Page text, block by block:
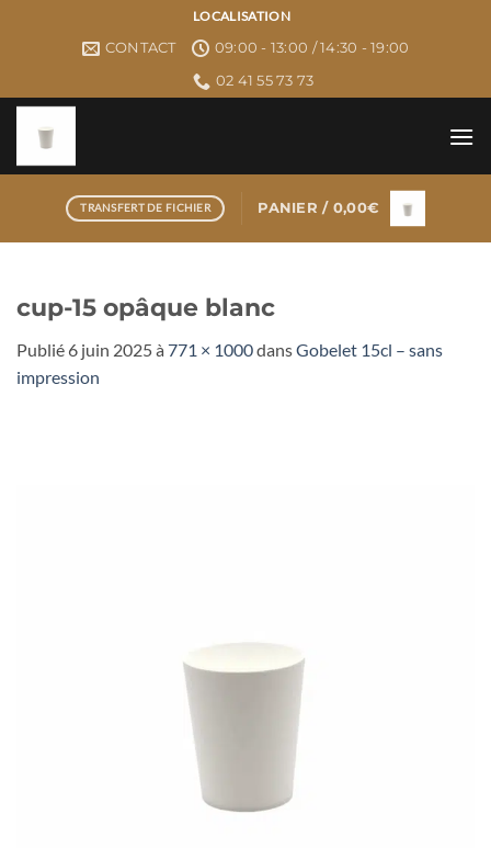
LOCALISATION
CONTACT
09:00 - 13:00 / 14:30 - 19:00
02 41 55 73 73
TRANSFERT DE FICHIER PANIER / 0,00€
cup-15 opâque blanc
Publié 6 juin 2025à 771 × 1000dansGobelet 15cl – sans
impression